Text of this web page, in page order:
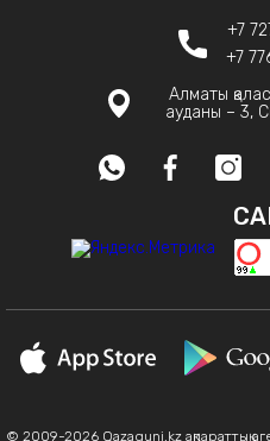
+7
+7
Алматы
ауданы – 3,
© 2009-2026 Qazaquni.kz ақпараттық